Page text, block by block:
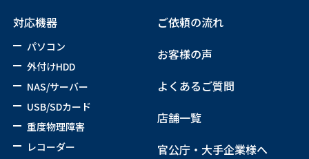
対応機器
パソコン
外付けHDD
NAS/サーバー
USB/SDカード
重度物理障害
レコーダー
ご依頼の流れ
お客様の声
よくあるご質問
店舗一覧
官公庁・大手企業様へ